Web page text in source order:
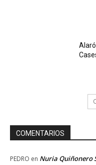
COMENTARIOS
PEDRO en Nuria Quiñonero